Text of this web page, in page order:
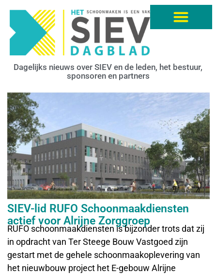
Dagelijks nieuws over SIEV en de leden, het bestuur,
sponsoren en partners
SIEV-lid RUFO Schoonmaakdiensten
actief voor Alrijne Zorggroep
RUFO schoonmaakdiensten is bijzonder trots dat zij
in opdracht van Ter Steege Bouw Vastgoed zijn
gestart met de gehele schoonmaakoplevering van
het nieuwbouw project het E-gebouw Alrijne